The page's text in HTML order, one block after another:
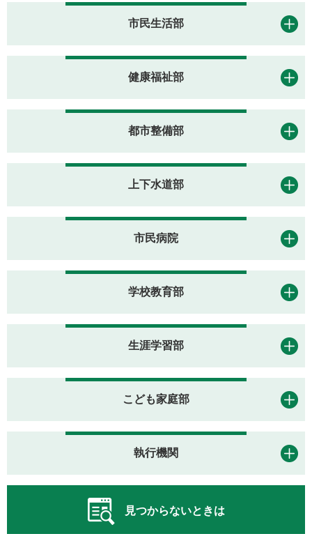
市民生活部
健康福祉部
都市整備部
上下水道部
市民病院
学校教育部
生涯学習部
こども家庭部
執行機関
見つからないときは